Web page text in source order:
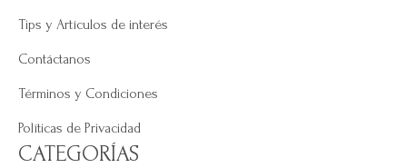
Tips y Artículos de interés
Contáctanos
Términos y Condiciones
Políticas de Privacidad
CATEGORÍAS